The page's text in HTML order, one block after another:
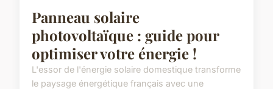
Panneau solaire
photovoltaïque : guide pour
optimiser votre énergie !
L'essor de l'énergie solaire domestique transforme
le paysage énergétique français avec une